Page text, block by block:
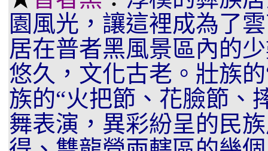
園風光，讓這裡成為了
居在普者黑風景區內的
悠久，文化古老。壯族
族的“火把節、花臉節、
舞表演，異彩紛呈的民